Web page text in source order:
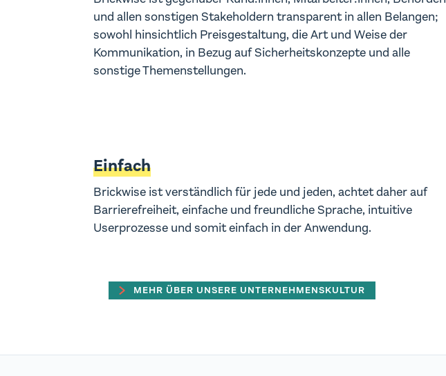
und allen sonstigen Stakeholdern transparent in allen Belangen;
sowohl hinsichtlich Preisgestaltung, die Art und Weise der
Kommunikation, in Bezug auf Sicherheitskonzepte und alle
sonstige Themenstellungen.
Einfach
Brickwise ist verständlich für jede und jeden, achtet daher auf
Barrierefreiheit, einfache und freundliche Sprache, intuitive
Userprozesse und somit einfach in der Anwendung.
MEHR ÜBER UNSERE UNTERNEHMENSKULTUR